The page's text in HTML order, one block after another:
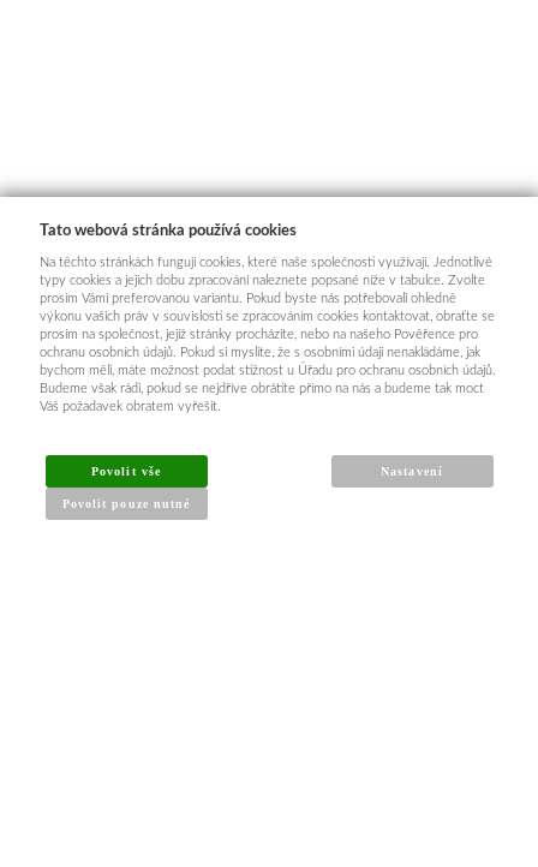
Tato webová stránka používá cookies
Na těchto stránkách fungují cookies, které naše společnosti využívají. Jednotlivé
typy cookies a jejich dobu zpracování naleznete popsané níže v tabulce. Zvolte
prosím Vámi preferovanou variantu. Pokud byste nás potřebovali ohledně
výkonu vašich práv v souvislosti se zpracováním cookies kontaktovat, obraťte se
prosím na společnost, jejíž stránky procházíte, nebo na našeho Pověřence pro
ochranu osobních údajů. Pokud si myslíte, že s osobními údaji nenakládáme, jak
bychom měli, máte možnost podat stížnost u Úřadu pro ochranu osobních údajů.
Budeme však rádi, pokud se nejdříve obrátíte přímo na nás a budeme tak moct
Váš požadavek obratem vyřešit.
Povolit vše
Povolit pouze nutné
Nastavení